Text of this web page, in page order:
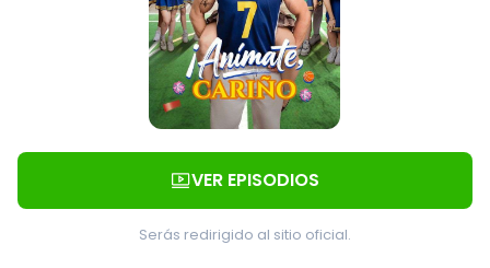
VER EPISODIOS
Serás redirigido al sitio oficial.